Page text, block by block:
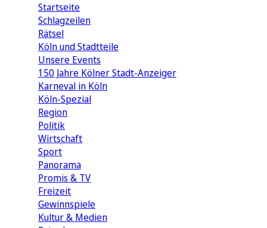
Startseite
Schlagzeilen
Rätsel
Köln und Stadtteile
Unsere Events
150 Jahre Kölner Stadt-Anzeiger
Karneval in Köln
Köln-Spezial
Region
Politik
Wirtschaft
Sport
Panorama
Promis & TV
Freizeit
Gewinnspiele
Kultur & Medien